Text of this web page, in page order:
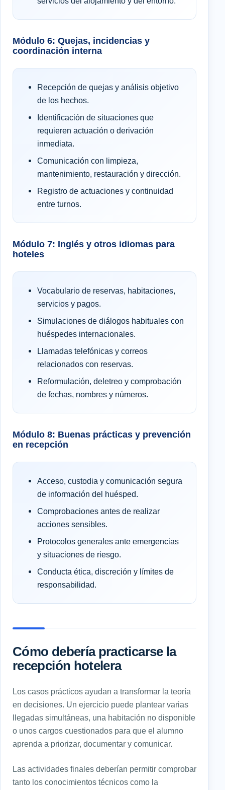
Módulo 6: Quejas, incidencias y
coordinación interna
Recepción de quejas y análisis objetivo
de los hechos.
Identificación de situaciones que
requieren actuación o derivación
inmediata.
Comunicación con limpieza,
mantenimiento, restauración y dirección.
Registro de actuaciones y continuidad
entre turnos.
Módulo 7: Inglés y otros idiomas para
hoteles
Vocabulario de reservas, habitaciones,
servicios y pagos.
Simulaciones de diálogos habituales con
huéspedes internacionales.
Llamadas telefónicas y correos
relacionados con reservas.
Reformulación, deletreo y comprobación
de fechas, nombres y números.
Módulo 8: Buenas prácticas y prevención
en recepción
Acceso, custodia y comunicación segura
de información del huésped.
Comprobaciones antes de realizar
acciones sensibles.
Protocolos generales ante emergencias
y situaciones de riesgo.
Conducta ética, discreción y límites de
responsabilidad.
Cómo debería practicarse la
recepción hotelera
Los casos prácticos ayudan a transformar la teoría
en decisiones. Un ejercicio puede plantear varias
llegadas simultáneas, una habitación no disponible
o unos cargos cuestionados para que el alumno
aprenda a priorizar, documentar y comunicar.
Las actividades finales deberían permitir comprobar
tanto los conocimientos técnicos como la